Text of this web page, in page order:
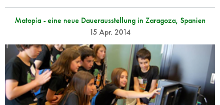
Matopía - eine neue Dauerausstellung in Zaragoza, Spanien
15 Apr. 2014